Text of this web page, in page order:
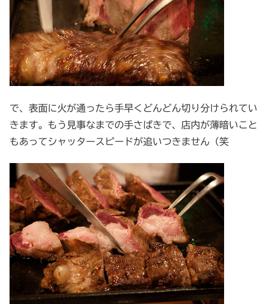
で、表面に火が通ったら手早くどんどん切り分けられてい
きます。もう見事なまでの手さばきで、店内が薄暗いこと
もあってシャッタースピードが追いつきません（笑